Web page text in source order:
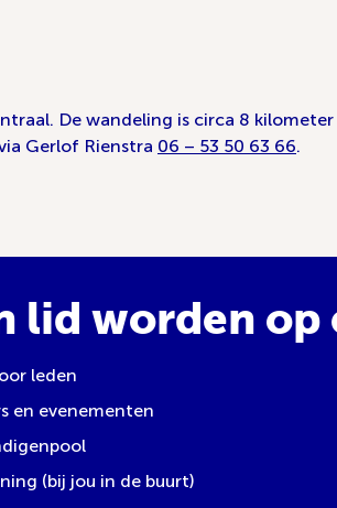
De wandeling is circa 8
Gerlof Rienstra 06 – 53 50 63 66.
lid worden op
leden
en evenementen
(bij jou in de buurt)